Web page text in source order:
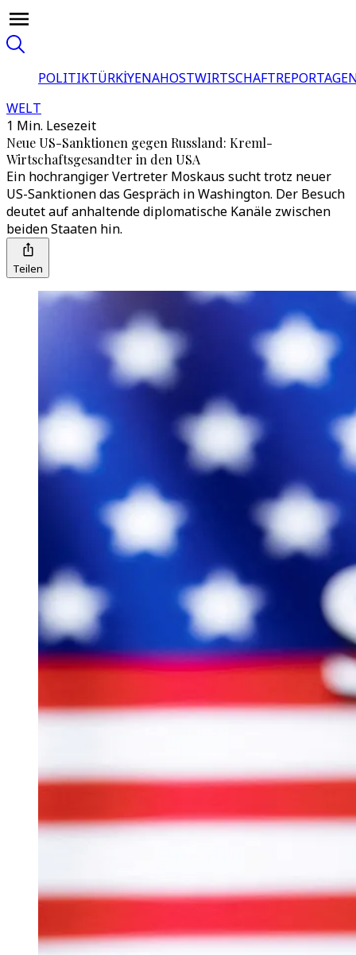
POLITIKTÜRKİYENAHOSTWIRTSCHAFT
WELT
1 Min. Lesezeit
Neue US-Sanktionen gegen Russland: Kreml-
Wirtschaftsgesandter in den USA
Ein hochrangiger Vertreter Moskaus sucht trotz neuer
US-Sanktionen das Gespräch in Washington. Der Besuch
deutet auf anhaltende diplomatische Kanäle zwischen
beiden Staaten hin.
Teilen